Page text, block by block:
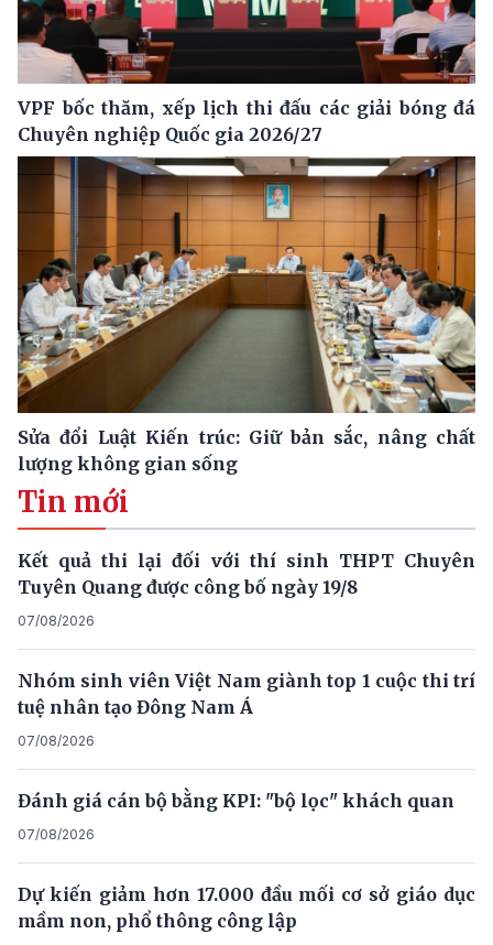
VPF bốc thăm, xếp lịch thi đấu các giải bóng đá
Chuyên nghiệp Quốc gia 2026/27
Sửa đổi Luật Kiến trúc: Giữ bản sắc, nâng chất
lượng không gian sống
Tin mới
Kết quả thi lại đối với thí sinh THPT Chuyên
Tuyên Quang được công bố ngày 19/8
07/08/2026
Nhóm sinh viên Việt Nam giành top 1 cuộc thi trí
tuệ nhân tạo Đông Nam Á
07/08/2026
Đánh giá cán bộ bằng KPI: "bộ lọc" khách quan
07/08/2026
Dự kiến giảm hơn 17.000 đầu mối cơ sở giáo dục
mầm non, phổ thông công lập